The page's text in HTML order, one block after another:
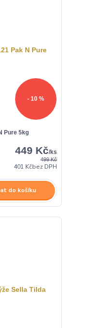
- 10 %
Pure 5kg
499 Kč
449 Kč/ks
401 Kčbez DPH
do košíku